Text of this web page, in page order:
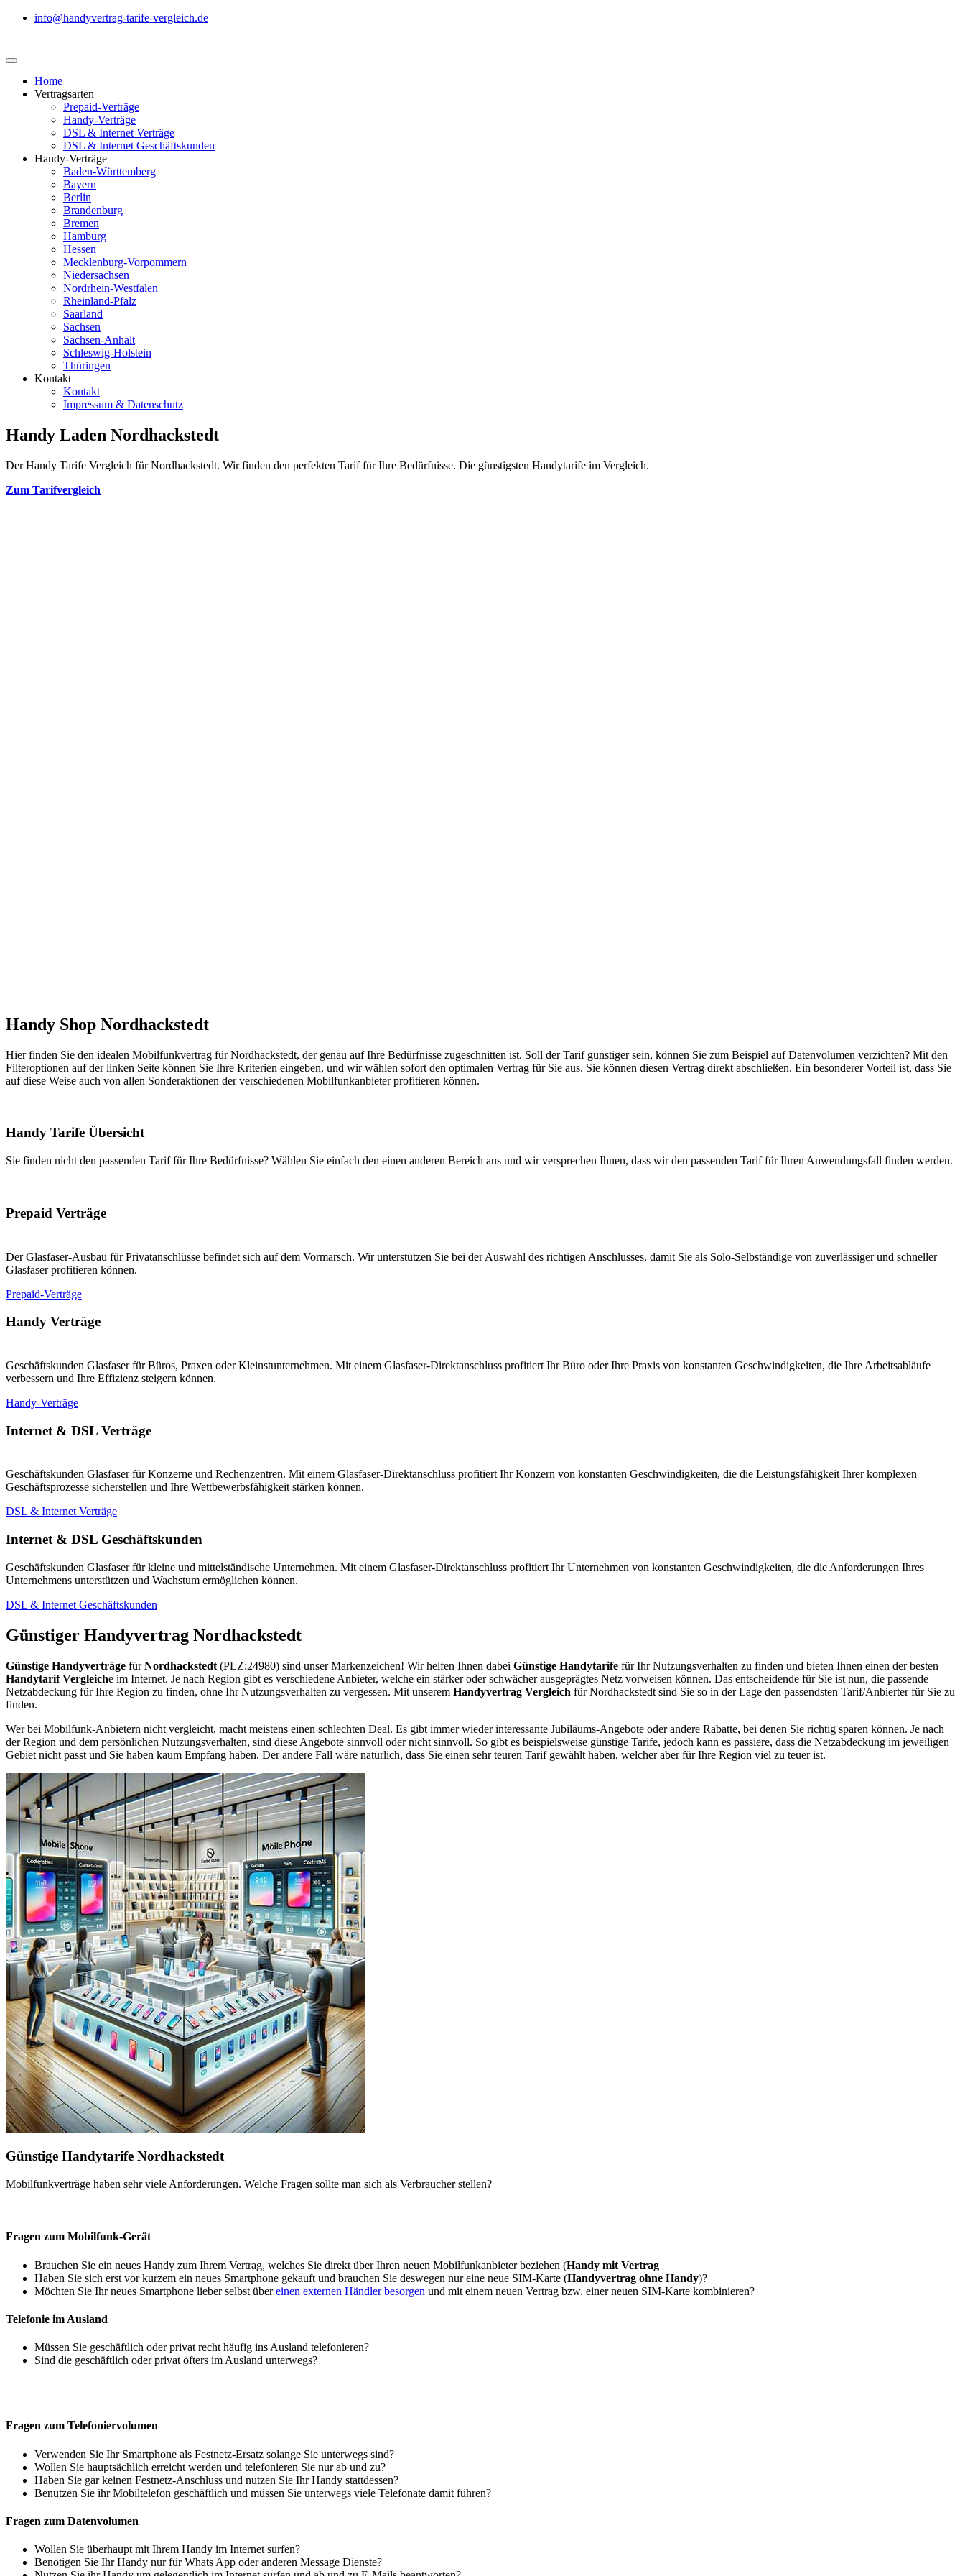
info@handyvertrag-tarife-vergleich.de
Home
Vertragsarten
Prepaid-Verträge
Handy-Verträge
DSL & Internet Verträge
DSL & Internet Geschäftskunden
Handy-Verträge
Baden-Württemberg
Bayern
Berlin
Brandenburg
Bremen
Hamburg
Hessen
Mecklenburg-Vorpommern
Niedersachsen
Nordrhein-Westfalen
Rheinland-Pfalz
Saarland
Sachsen
Sachsen-Anhalt
Schleswig-Holstein
Thüringen
Kontakt
Kontakt
Impressum & Datenschutz
Handy Laden Nordhackstedt
Der Handy Tarife Vergleich für Nordhackstedt. Wir finden den perfekten Tarif für Ihre Bedürfnisse. Die günstigsten Handytarife im Vergleich.
Zum Tarifvergleich
Handy Shop Nordhackstedt
Hier finden Sie den idealen Mobilfunkvertrag für Nordhackstedt, der genau auf Ihre Bedürfnisse zugeschnitten ist. Soll der Tarif günstiger sein, können Sie zum Beispiel auf Datenvolumen verzichten? Mit den
Filteroptionen auf der linken Seite können Sie Ihre Kriterien eingeben, und wir wählen sofort den optimalen Vertrag für Sie aus. Sie können diesen Vertrag direkt abschließen. Ein besonderer Vorteil ist, dass Sie
auf diese Weise auch von allen Sonderaktionen der verschiedenen Mobilfunkanbieter profitieren können.
Handy Tarife Übersicht
Sie finden nicht den passenden Tarif für Ihre Bedürfnisse? Wählen Sie einfach den einen anderen Bereich aus und wir versprechen Ihnen, dass wir den passenden Tarif für Ihren Anwendungsfall finden werden.
Prepaid Verträge
Der Glasfaser-Ausbau für Privatanschlüsse befindet sich auf dem Vormarsch. Wir unterstützen Sie bei der Auswahl des richtigen Anschlusses, damit Sie als Solo-Selbständige von zuverlässiger und schneller
Glasfaser profitieren können.
Prepaid-Verträge
Handy Verträge
Geschäftskunden Glasfaser für Büros, Praxen oder Kleinstunternehmen. Mit einem Glasfaser-Direktanschluss profitiert Ihr Büro oder Ihre Praxis von konstanten Geschwindigkeiten, die Ihre Arbeitsabläufe
verbessern und Ihre Effizienz steigern können.
Handy-Verträge
Internet & DSL Verträge
Geschäftskunden Glasfaser für Konzerne und Rechenzentren. Mit einem Glasfaser-Direktanschluss profitiert Ihr Konzern von konstanten Geschwindigkeiten, die die Leistungsfähigkeit Ihrer komplexen
Geschäftsprozesse sicherstellen und Ihre Wettbewerbsfähigkeit stärken können.
DSL & Internet Verträge
Internet & DSL Geschäftskunden
Geschäftskunden Glasfaser für kleine und mittelständische Unternehmen. Mit einem Glasfaser-Direktanschluss profitiert Ihr Unternehmen von konstanten Geschwindigkeiten, die die Anforderungen Ihres
Unternehmens unterstützen und Wachstum ermöglichen können.
DSL & Internet Geschäftskunden
Günstiger Handyvertrag Nordhackstedt
Günstige Handyverträge fürNordhackstedt (PLZ:24980) sind unser Markenzeichen! Wir helfen Ihnen dabei Günstige Handytarife für Ihr Nutzungsverhalten zu finden und bieten Ihnen einen der besten
Handytarif Vergleiche im Internet. Je nach Region gibt es verschiedene Anbieter, welche ein stärker oder schwächer ausgeprägtes Netz vorweisen können. Das entscheidende für Sie ist nun, die passende
Netzabdeckung für Ihre Region zu finden, ohne Ihr Nutzungsverhalten zu vergessen. Mit unserem Handyvertrag Vergleich für Nordhackstedt sind Sie so in der Lage den passendsten Tarif/Anbierter für Sie zu
finden.
Wer bei Mobilfunk-Anbietern nicht vergleicht, macht meistens einen schlechten Deal. Es gibt immer wieder interessante Jubiläums-Angebote oder andere Rabatte, bei denen Sie richtig sparen können. Je nach
der Region und dem persönlichen Nutzungsverhalten, sind diese Angebote sinnvoll oder nicht sinnvoll. So gibt es beispielsweise günstige Tarife, jedoch kann es passiere, dass die Netzabdeckung im jeweiligen
Gebiet nicht passt und Sie haben kaum Empfang haben. Der andere Fall wäre natürlich, dass Sie einen sehr teuren Tarif gewählt haben, welcher aber für Ihre Region viel zu teuer ist.
Günstige Handytarife Nordhackstedt
Mobilfunkverträge haben sehr viele Anforderungen. Welche Fragen sollte man sich als Verbraucher stellen?
Fragen zum Mobilfunk-Gerät
Brauchen Sie ein neues Handy zum Ihrem Vertrag, welches Sie direkt über Ihren neuen Mobilfunkanbieter beziehen (Handy mit Vertrag
Haben Sie sich erst vor kurzem ein neues Smartphone gekauft und brauchen Sie deswegen nur eine neue SIM-Karte (Handyvertrag ohne Handy)?
Möchten Sie Ihr neues Smartphone lieber selbst übereinen externen Händler besorgen und mit einem neuen Vertrag bzw. einer neuen SIM-Karte kombinieren?
Telefonie im Ausland
Müssen Sie geschäftlich oder privat recht häufig ins Ausland telefonieren?
Sind die geschäftlich oder privat öfters im Ausland unterwegs?
Fragen zum Telefoniervolumen
Verwenden Sie Ihr Smartphone als Festnetz-Ersatz solange Sie unterwegs sind?
Wollen Sie hauptsächlich erreicht werden und telefonieren Sie nur ab und zu?
Haben Sie gar keinen Festnetz-Anschluss und nutzen Sie Ihr Handy stattdessen?
Benutzen Sie ihr Mobiltelefon geschäftlich und müssen Sie unterwegs viele Telefonate damit führen?
Fragen zum Datenvolumen
Wollen Sie überhaupt mit Ihrem Handy im Internet surfen?
Benötigen Sie Ihr Handy nur für Whats App oder anderen Message Dienste?